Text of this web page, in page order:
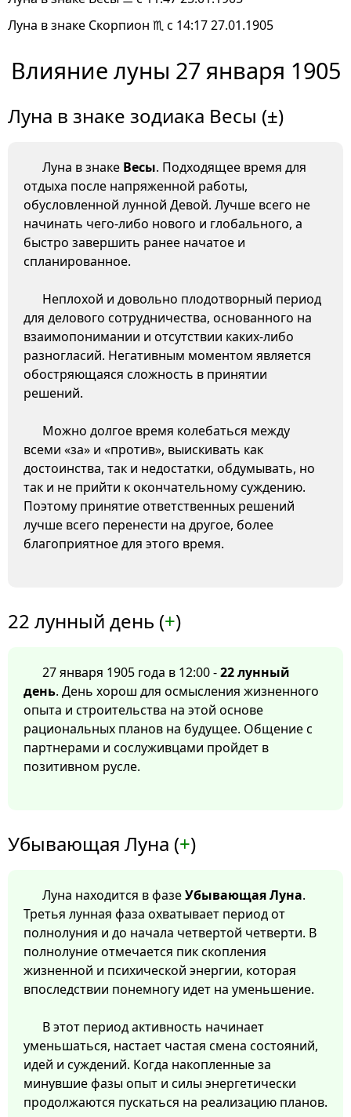
Луна в знаке Скорпион ♏ с 14:17 27.01.1905
Влияние луны 27 января 1905
Луна в знаке зодиака Весы (±)
Луна в знаке Весы. Подходящее время для
отдыха после напряженной работы,
обусловленной лунной Девой. Лучше всего не
начинать чего-либо нового и глобального, а
быстро завершить ранее начатое и
спланированное.
Неплохой и довольно плодотворный период
для делового сотрудничества, основанного на
взаимопонимании и отсутствии каких-либо
разногласий. Негативным моментом является
обостряющаяся сложность в принятии
решений.
Можно долгое время колебаться между
всеми «за» и «против», выискивать как
достоинства, так и недостатки, обдумывать, но
так и не прийти к окончательному суждению.
Поэтому принятие ответственных решений
лучше всего перенести на другое, более
благоприятное для этого время.
22 лунный день (+)
27 января 1905 года в 12:00 -22 лунный
день. День хорош для осмысления жизненного
опыта и строительства на этой основе
рациональных планов на будущее. Общение с
партнерами и сослуживцами пройдет в
позитивном русле.
Убывающая Луна (+)
Луна находится в фазеУбывающая Луна.
Третья лунная фаза охватывает период от
полнолуния и до начала четвертой четверти. В
полнолуние отмечается пик скопления
жизненной и психической энергии, которая
впоследствии понемногу идет на уменьшение.
В этот период активность начинает
уменьшаться, настает частая смена состояний,
идей и суждений. Когда накопленные за
минувшие фазы опыт и силы энергетически
продолжаются пускаться на реализацию планов.